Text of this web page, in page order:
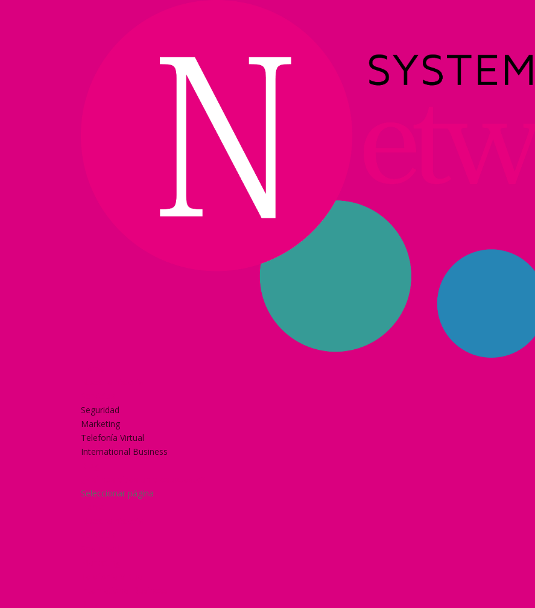
Seguridad
Marketing
Telefonía Virtual
International Business
Seleccionar página